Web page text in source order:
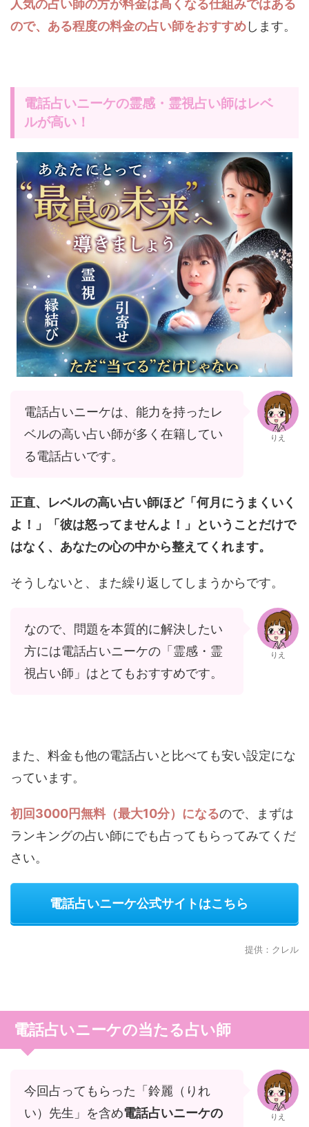
人気の占い師の方が料金は高くなる仕組みではある
ので、ある程度の料金の占い師をおすすめします。
電話占いニーケの霊感・霊視占い師はレベ
ルが高い！
電話占いニーケは、能力を持ったレ
ベルの高い占い師が多く在籍してい
る電話占いです。
りえ
正直、レベルの高い占い師ほど「何月にうまくいく
よ！」「彼は怒ってませんよ！」ということだけで
はなく、あなたの心の中から整えてくれます。
そうしないと、また繰り返してしまうからです。
なので、問題を本質的に解決したい
方には電話占いニーケの「霊感・霊
視占い師」はとてもおすすめです。
りえ
また、料金も他の電話占いと比べても安い設定にな
っています。
初回3000円無料（最大10分）になるので、まずは
ランキングの占い師にでも占ってもらってみてくだ
さい。
電話占いニーケ公式サイトはこちら
提供：クレル
電話占いニーケの当たる占い師
今回占ってもらった「鈴麗（りれ
い）先生」を含め電話占いニーケの
りえ